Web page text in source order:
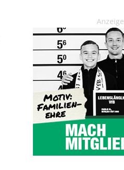
Anzeige